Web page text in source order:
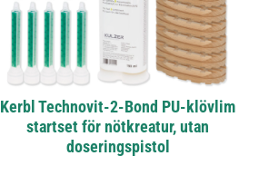
Kerbl Technovit-2-Bond PU-klövlim
startset för nötkreatur, utan
doseringspistol